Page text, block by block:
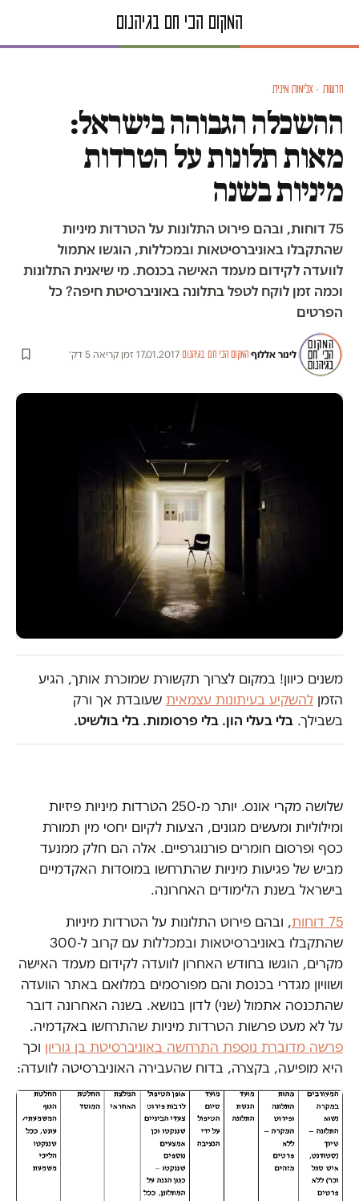
חדשות · אלימות מינית
ההשכלה הגבוהה בישראל:
מאות תלונות על הטרדות
מיניות בשנה
75 דוחות, ובהם פירוט התלונות על הטרדות מיניות
שהתקבלו באוניברסיטאות ובמכללות, הוגשו אתמול
לוועדה לקידום מעמד האישה בכנסת. מי שיאנית התלונות
וכמה זמן לוקח לטפל בתלונה באוניברסיטת חיפה? כל
הפרטים
לינור אללוף·המקום הכי חם בגיהנום·
17.01.2017
·זמן קריאה 5 דק׳
משנים כיוון! במקום לצרוך תקשורת שמוכרת אותך, הגיע
הזמן להשקיע בעיתונות עצמאית שעובדת אך ורק
בשבילך. בלי בעלי הון. בלי פרסומות. בלי בולשיט.
שלושה מקרי אונס. יותר מ-250 הטרדות מיניות פיזיות
ומילוליות ומעשים מגונים, הצעות לקיום יחסי מין תמורת
כסף ופרסום חומרים פורנוגרפיים. אלה הם חלק ממנעד
מביש של פגיעות מיניות שהתרחשו במוסדות האקדמיים
בישראל בשנת הלימודים האחרונה.
75 דוחות
, ובהם פירוט התלונות על הטרדות מיניות
שהתקבלו באוניברסיטאות ובמכללות עם קרוב ל-300
מקרים, הוגשו בחודש האחרון לוועדה לקידום מעמד האישה
ושוויון מגדרי בכנסת והם מפורסמים במלואם באתר הוועדה
שהתכנסה אתמול (שני) לדון בנושא. בשנה האחרונה דובר
על לא מעט פרשות הטרדות מיניות שהתרחשו באקדמיה.
פרשה מדוברת נוספת התרחשה באוניברסיטת בן גוריון וכך
היא מופיעה, בקצרה, בדוח שהעבירה האוניברסיטה לוועדה: